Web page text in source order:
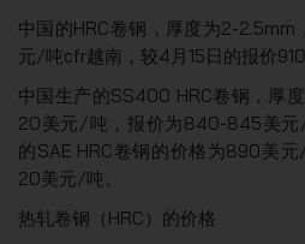
中国的HRC卷钢，厚度为2-
元/吨cfr越南，较4月15日的报价
中国生产的SS400 HRC卷钢，厚
20美元/吨，报价为840-845美元
的SAE HRC卷钢的价格为890美
20美元/吨。
热轧卷钢（HRC）的价格